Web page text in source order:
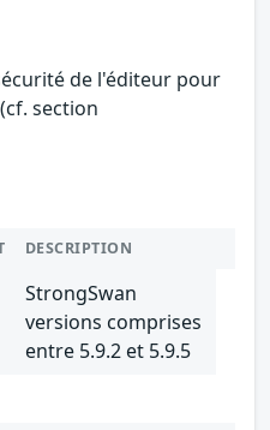
de l'éditeur pour
section
DESCRIPTION
StrongSwan
versions comprises
entre 5.9.2 et 5.9.5